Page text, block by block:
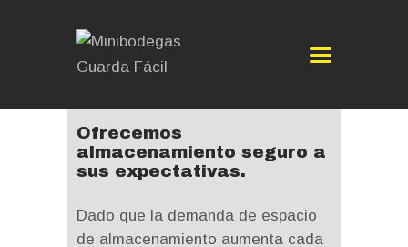
INICIO
CONÓCENOS
SERVICIOS
Ofrecemos
almacenamiento seguro a
sus expectativas.
Dado que la demanda de espacio
de almacenamiento aumenta cada